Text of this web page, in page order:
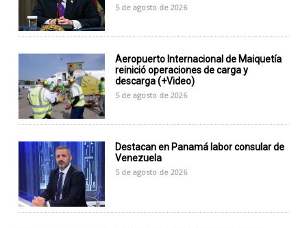
5 de agosto de 2026
Aeropuerto Internacional de Maiquetía
reinició operaciones de carga y
descarga (+Video)
5 de agosto de 2026
Destacan en Panamá labor consular de
Venezuela
5 de agosto de 2026